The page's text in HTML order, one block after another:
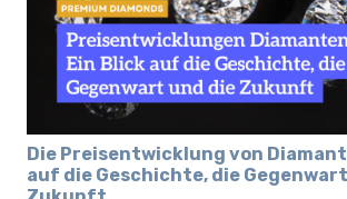
Die Preisentwicklung von
auf die Geschichte, die